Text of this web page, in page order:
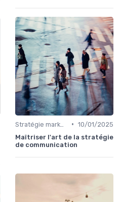
• 10/01/2025
Maîtriser l'art de la stratégie
de communication